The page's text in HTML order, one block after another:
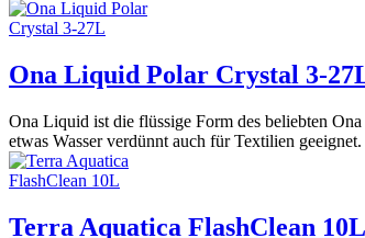
Ona Liquid Polar Crystal 3-
Ona Liquid ist die flüssige Form des beliebten
etwas Wasser verdünnt auch für Textilien
Terra Aquatica FlashClean 10L